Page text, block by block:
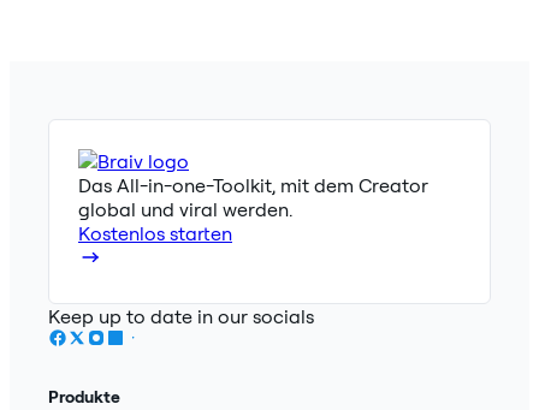
Das All-in-one-Toolkit, mit dem Creator
global und viral werden.
Kostenlos starten
Keep up to date in our socials
Produkte